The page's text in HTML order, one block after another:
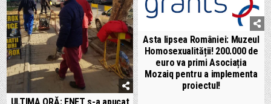
Asta lipsea României: Muzeul
Homosexualității! 200.000 de
euro va primi Asociația
Mozaiq pentru a implementa
proiectul!